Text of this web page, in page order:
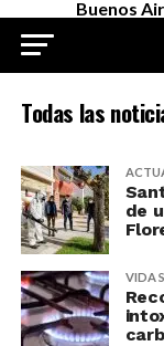
Buenos
Todas las
de
VIDA